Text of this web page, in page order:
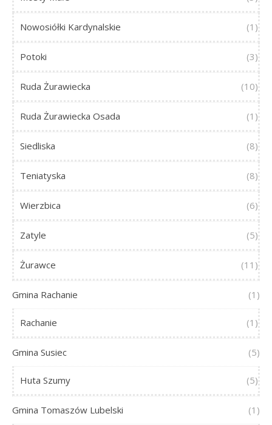
Nowosiółki Kardynalskie (1)
Potoki (3)
Ruda Żurawiecka (10)
Ruda Żurawiecka Osada (1)
Siedliska (8)
Teniatyska (8)
Wierzbica (6)
Zatyle (5)
Żurawce (11)
Gmina Rachanie (1)
Rachanie (1)
Gmina Susiec (5)
Huta Szumy (5)
Gmina Tomaszów Lubelski (1)